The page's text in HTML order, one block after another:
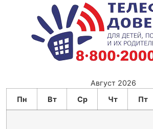
Август 2026
Пн
Вт Ср Чт Пт